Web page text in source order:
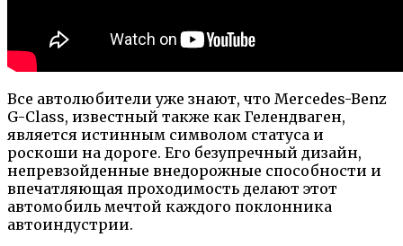
Все автолюбители уже знают, что Mercedes-Benz
G-Class, известный также как Гелендваген,
является истинным символом статуса и
роскоши на дороге. Его безупречный дизайн,
непревзойденные внедорожные способности и
впечатляющая проходимость делают этот
автомобиль мечтой каждого поклонника
автоиндустрии.